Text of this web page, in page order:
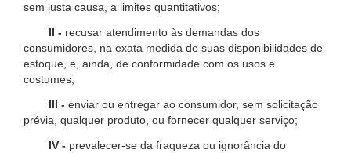
sem justa causa, a limites quantitativos;
II - recusar atendimento às demandas dos
consumidores, na exata medida de suas disponibilidades de
estoque, e, ainda, de conformidade com os usos e
costumes;
III - enviar ou entregar ao consumidor, sem solicitação
prévia, qualquer produto, ou fornecer qualquer serviço;
IV - prevalecer-se da fraqueza ou ignorância do